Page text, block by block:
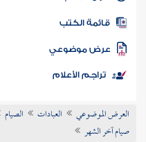
المكتبة
الكتب
موضوعي
تراجم الأعلام
العرض الموضوعي العبادات الصيام
صيام آخر الشهر